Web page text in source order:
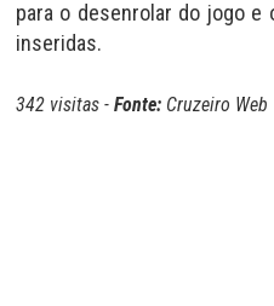
para o desenrolar do jogo
inseridas.
342 visitas - Fonte: Cruzeiro Web